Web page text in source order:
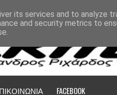
FACEBOOK
its services and to analyze
and security metrics to